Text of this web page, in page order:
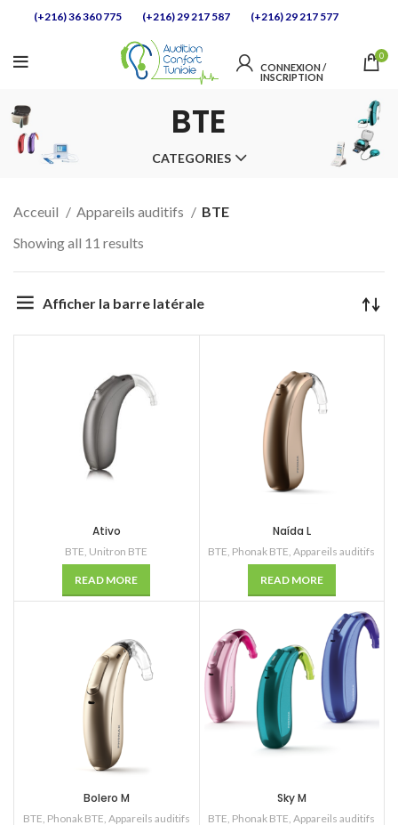
(+216) 36 360 775 (+216) 29 217 587 (+216) 29 217 577
CONNEXION /
INSCRIPTION
0
BTE
CATEGORIES
Acceuil Appareils auditifs
BTE
Showing all 11 results
Afficher la barre latérale
Ativo
BTE, Unitron BTE
READ MORE
Naída L
BTE, Phonak BTE,Appareils auditifs
READ MORE
Bolero M
BTE Phonak BTE Appareils auditifs
Sky M
BTE Phonak BTE ,Appareils auditifs